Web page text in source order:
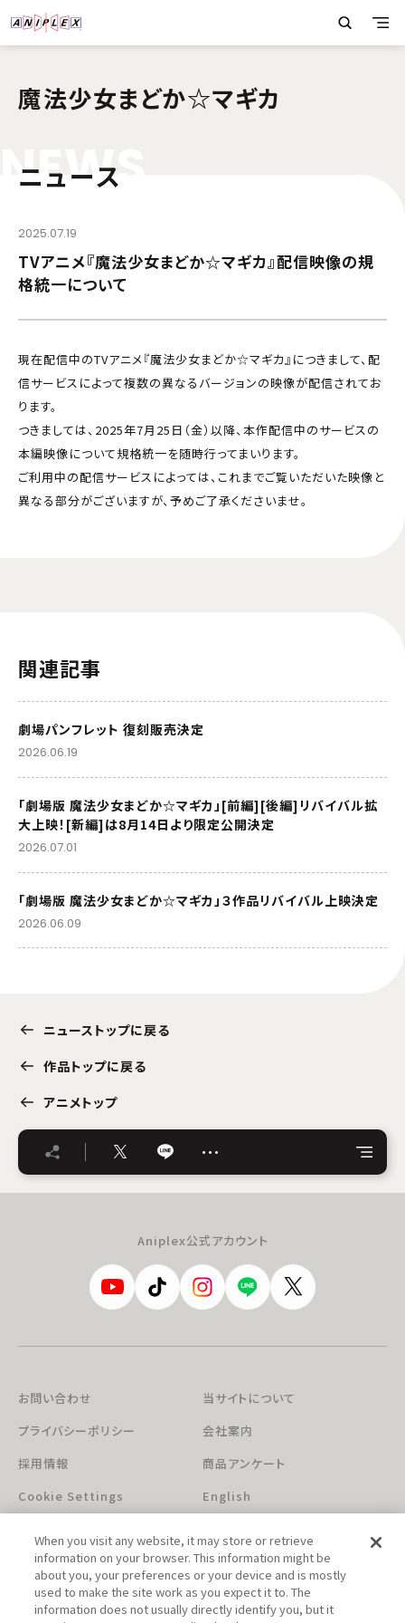
魔法少女まどか☆マギカ
NEWS
ニュース
2025.07.19
TVアニメ『魔法少女まどか☆マギカ』配信映像の規
格統一について
現在配信中のTVアニメ『魔法少女まどか☆マギカ』につきまして、配
信サービスによって複数の異なるバージョンの映像が配信されてお
ります。
つきましては、2025年7月25日（金）以降、本作配信中のサービスの
本編映像について規格統一を随時行ってまいります。
ご利用中の配信サービスによっては、これまでご覧いただいた映像と
異なる部分がございますが、予めご了承くださいませ。
関連記事
劇場パンフレット 復刻販売決定
2026.06.19
「劇場版 魔法少女まどか☆マギカ」[前編][後編]リバイバル拡
大上映！[新編]は8月14日より限定公開決定
2026.07.01
「劇場版 魔法少女まどか☆マギカ」３作品リバイバル上映決定
2026.06.09
ニューストップに戻る
作品トップに戻る
アニメトップ
…
Aniplex公式アカウント
お問い合わせ
当サイトについて
プライバシーポリシー
会社案内
採用情報
商品アンケート
Cookie Settings
English
When you visit any website, it may store or retrieve
information on your browser. This information might be
about you, your preferences or your device and is mostly
used to make the site work as you expect it to. The
information does not usually directly identify you, but it